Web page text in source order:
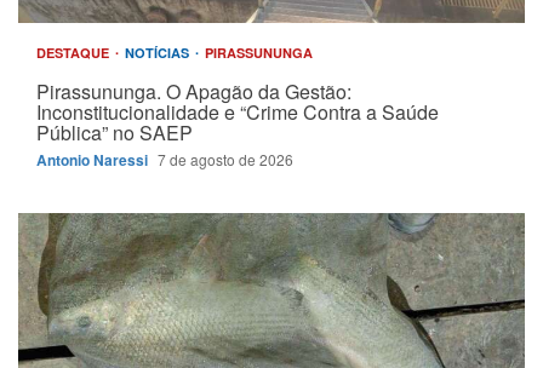
DESTAQUE NOTÍCIAS PIRASSUNUNGA
Pirassununga. O Apagão da Gestão:
Inconstitucionalidade e “Crime Contra a Saúde
Pública” no SAEP
Antonio Naressi 7 de agosto de 2026